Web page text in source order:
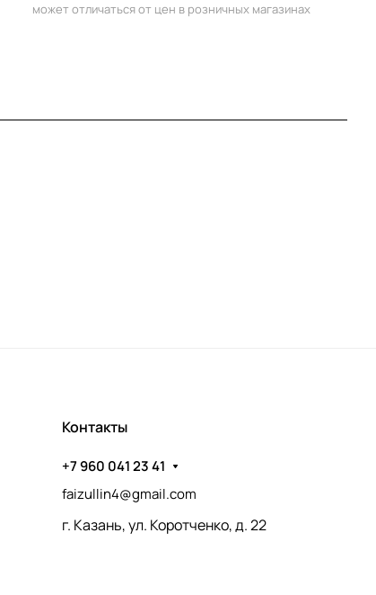
может отличаться от цен в розничных магазинах
Контакты
+7 960 041 23 41
faizullin4@gmail.com
г. Казань, ул. Коротченко, д. 22